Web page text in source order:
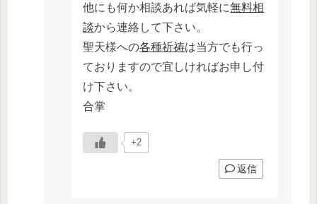
他にも何か相談あれば気軽に無料相
談から連絡して下さい。
聖天様への各種祈祷は当方でも行っ
ておりますので宜しければお申し付
け下さい。
合掌
+2
返信